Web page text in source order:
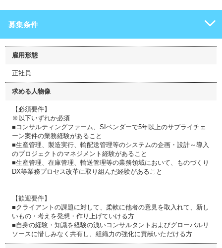
募集条件
雇用形態
正社員
求める人物像
【必須要件】
※以下いずれか必須
■コンサルティングファーム、SIベンダーで5年以上のサプライチェ
ーン案件の業務経験があること
■生産管理、製造実行、輸配送管理等のシステムの企画・設計～導入
のプロジェクトのマネジメント経験があること
■生産管理、在庫管理、輸送管理等の業務領域において、ものづくり
DX等業務プロセス改革に取り組んだ経験があること
【歓迎要件】
■クライアントの課題に対して、柔軟に他者の意見を取入れて、新し
いもの・考えを発想・作り上げていける方
■自身の経験・知識を経験の浅いコンサルタントおよびグローバルリ
ソースに惜しみなく共有し、組織力の強化に貢献いただける方